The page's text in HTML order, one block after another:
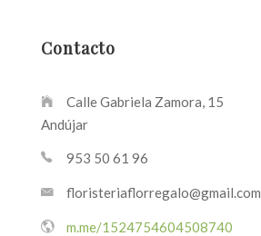
Contacto
Calle Gabriela Zamora, 15
Andújar
953 50 61 96
floristeriaflorregalo@gmail.com
m.me/1524754604508740